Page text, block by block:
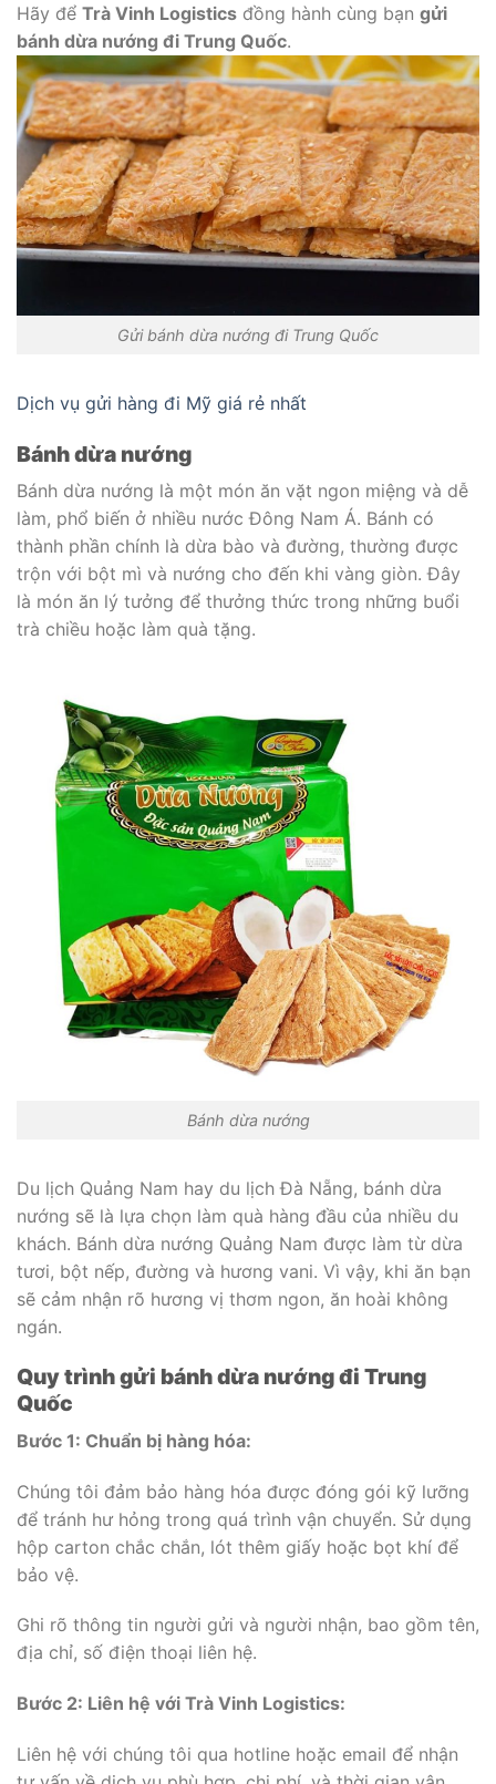
Hãy để Trà Vinh Logistics đồng hành cùng bạn gửi
bánh dừa nướng đi Trung Quốc.
Gửi bánh dừa nướng đi Trung Quốc
Dịch vụ gửi hàng đi Mỹ giá rẻ nhất
Bánh dừa nướng
Bánh dừa nướng là một món ăn vặt ngon miệng và dễ
làm, phổ biến ở nhiều nước Đông Nam Á. Bánh có
thành phần chính là dừa bào và đường, thường được
trộn với bột mì và nướng cho đến khi vàng giòn. Đây
là món ăn lý tưởng để thưởng thức trong những buổi
trà chiều hoặc làm quà tặng.
Bánh dừa nướng
Du lịch Quảng Nam hay du lịch Đà Nẵng, bánh dừa
nướng sẽ là lựa chọn làm quà hàng đầu của nhiều du
khách. Bánh dừa nướng Quảng Nam được làm từ dừa
tươi, bột nếp, đường và hương vani. Vì vậy, khi ăn bạn
sẽ cảm nhận rõ hương vị thơm ngon, ăn hoài không
ngán.
Quy trình gửi bánh dừa nướng đi Trung
Quốc
Bước 1: Chuẩn bị hàng hóa:
Chúng tôi đảm bảo hàng hóa được đóng gói kỹ lưỡng
để tránh hư hỏng trong quá trình vận chuyển. Sử dụng
hộp carton chắc chắn, lót thêm giấy hoặc bọt khí để
bảo vệ.
Ghi rõ thông tin người gửi và người nhận, bao gồm tên,
địa chỉ, số điện thoại liên hệ.
Bước 2: Liên hệ với Trà Vinh Logistics:
Liên hệ với chúng tôi qua hotline hoặc email để nhận